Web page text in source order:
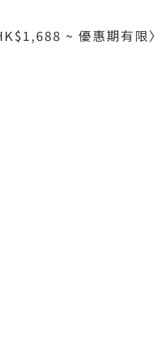
~ 優惠期有限〉